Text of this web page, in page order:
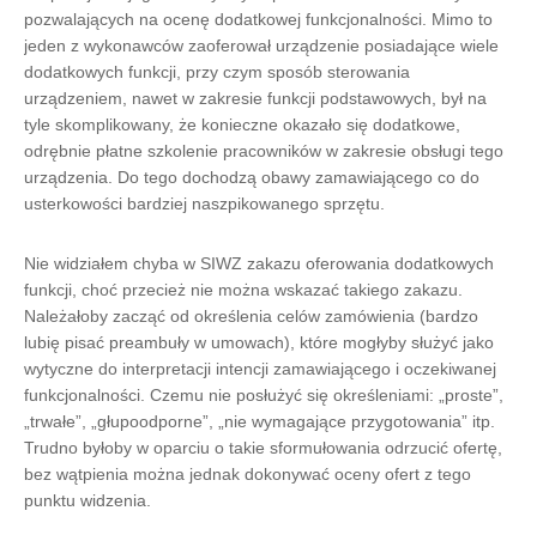
pozwalających na ocenę dodatkowej funkcjonalności. Mimo to
jeden z wykonawców zaoferował urządzenie posiadające wiele
dodatkowych funkcji, przy czym sposób sterowania
urządzeniem, nawet w zakresie funkcji podstawowych, był na
tyle skomplikowany, że konieczne okazało się dodatkowe,
odrębnie płatne szkolenie pracowników w zakresie obsługi tego
urządzenia. Do tego dochodzą obawy zamawiającego co do
usterkowości bardziej naszpikowanego sprzętu.
Nie widziałem chyba w SIWZ zakazu oferowania dodatkowych
funkcji, choć przecież nie można wskazać takiego zakazu.
Należałoby zacząć od określenia celów zamówienia (bardzo
lubię pisać preambuły w umowach), które mogłyby służyć jako
wytyczne do interpretacji intencji zamawiającego i oczekiwanej
funkcjonalności. Czemu nie posłużyć się określeniami: „proste”,
„trwałe”, „głupoodporne”, „nie wymagające przygotowania” itp.
Trudno byłoby w oparciu o takie sformułowania odrzucić ofertę,
bez wątpienia można jednak dokonywać oceny ofert z tego
punktu widzenia.